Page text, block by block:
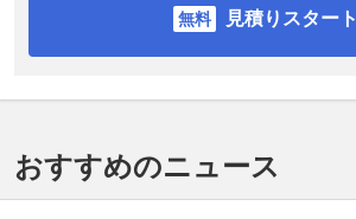
見積りスタート
おすすめのニュース